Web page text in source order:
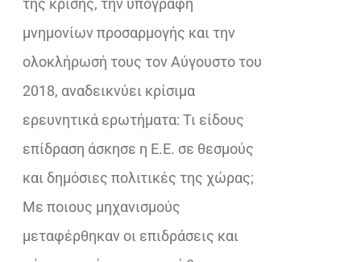
της κρίσης, την υπογραφή
μνημονίων προσαρμογής και την
ολοκλήρωσή τους τον Αύγουστο του
2018, αναδεικνύει κρίσιμα
ερευνητικά ερωτήματα: Τι είδους
επίδραση άσκησε η Ε.Ε. σε θεσμούς
και δημόσιες πολιτικές της χώρας;
Με ποιους μηχανισμούς
μεταφέρθηκαν οι επιδράσεις και